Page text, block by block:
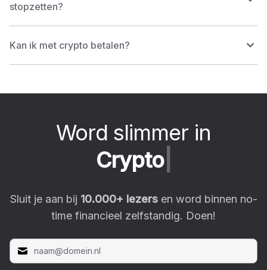
stopzetten?
Kan ik met crypto betalen?
Word slimmer in
Crypto
Sluit je aan bij 10.000+ lezersen word binnen no-
time financieel zelfstandig. Doen!